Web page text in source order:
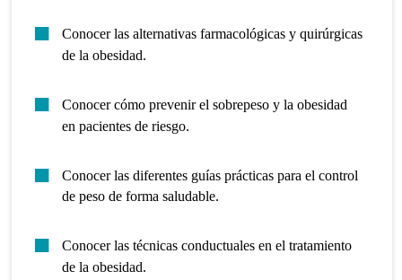
Conocer las alternativas farmacológicas y quirúrgicas
de la obesidad.
Conocer cómo prevenir el sobrepeso y la obesidad
en pacientes de riesgo.
Conocer las diferentes guías prácticas para el control
de peso de forma saludable.
Conocer las técnicas conductuales en el tratamiento
de la obesidad.